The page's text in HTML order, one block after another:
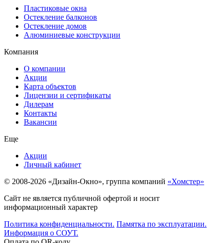
Пластиковые окна
Остекление балконов
Остекление домов
Алюминиевые конструкции
Компания
О компании
Акции
Карта объектов
Лицензии и сертификаты
Дилерам
Контакты
Вакансии
Еще
Акции
Личный кабинет
© 2008-2026 «Дизайн-Окно», группа компаний «Хомстер»
Сайт не является публичной офертой и носит
информационный характер
Политика конфиденциальности. Памятка по эксплуатации.
Информация о СОУТ.